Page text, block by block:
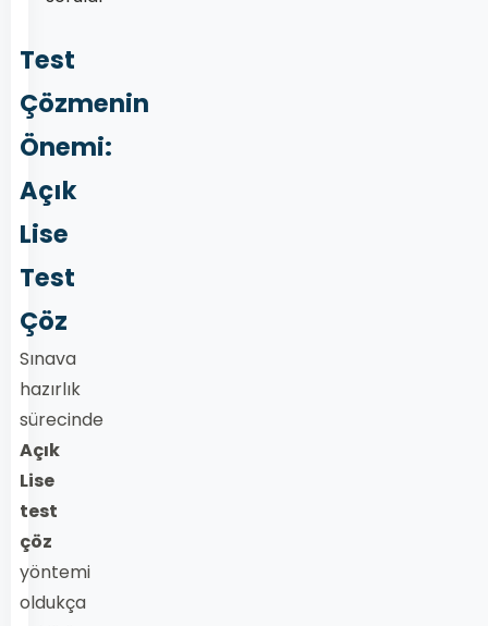
Test
Çözmenin
Önemi:
Açık
Lise
Test
Çöz
Sınava
hazırlık
sürecinde
Açık
Lise
test
çöz
yöntemi
oldukça